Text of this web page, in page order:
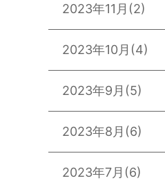
2023年11月 (2)
2023年10月 (4)
2023年9月 (5)
2023年8月 (6)
2023年7月 (6)